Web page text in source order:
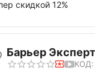
скидкой 12%
Барьер
КОД: